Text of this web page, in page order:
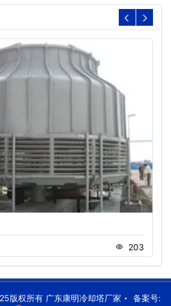
203
版权所有 广东康明冷却塔厂家
备案号: